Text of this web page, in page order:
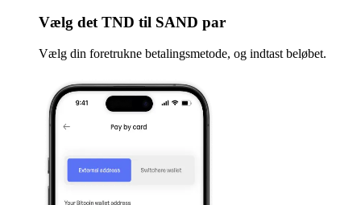
Vælg det TND til SAND par
Vælg din foretrukne betalingsmetode, og indtast beløbet.